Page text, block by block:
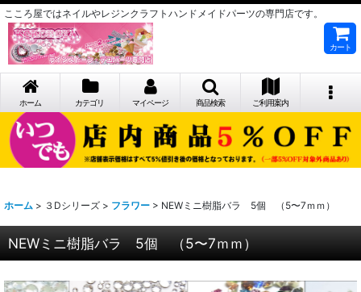
こころ屋ではネイルやレジンクラフトハンドメイドパーツの専門店です。
カート
ホーム カテゴリ マイページ 商品検索 ご利用案内
ホーム > ３Dシリーズ > フラワー > NEWミニ樹脂バラ 5個 （5〜7ｍｍ）
NEWミニ樹脂バラ 5個 （5〜7ｍｍ）